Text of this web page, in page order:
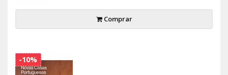
Comprar
-10%